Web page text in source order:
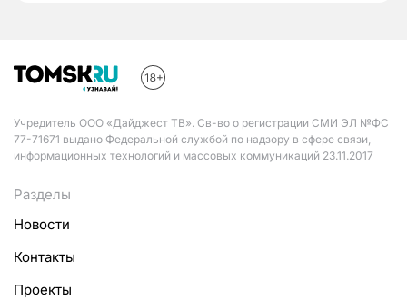
Учредитель ООО «Дайджест ТВ». Св-во о регистрации СМИ ЭЛ №ФС
77-71671 выдано Федеральной службой по надзору в сфере связи,
информационных технологий и массовых коммуникаций 23.11.2017
Разделы
Новости
Контакты
Проекты